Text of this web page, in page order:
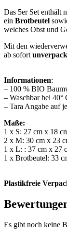
Das 5er Set enthält
ein Brotbeutel
welches Obst und
Mit den
ab sofort
Informationen:
– 100 % BIO
– Waschbar bei 40°
– Tara Angabe auf
Maße:
1 x S: 27 cm x 18
2 x M: 30 cm x 23
1 x L: : 37 cm x 27
1 x Brotbeutel: 33
Plastikfreie
Es gibt noch keine